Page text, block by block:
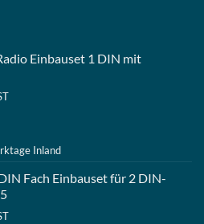
Einbauset 1 DIN mit
Inland
Fach Einbauset für 2 DIN-